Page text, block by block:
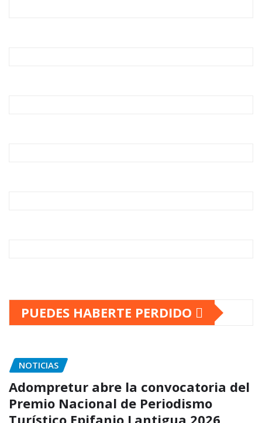
PUEDES HABERTE PERDIDO
NOTICIAS
Adompretur abre la convocatoria del
Premio Nacional de Periodismo